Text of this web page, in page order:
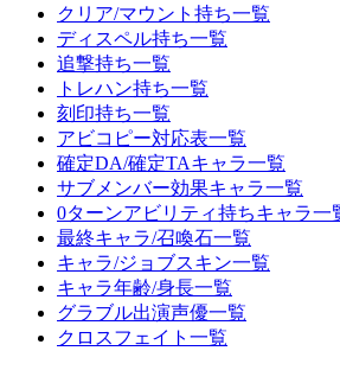
クリア/マウント持ち一覧
ディスペル持ち一覧
追撃持ち一覧
トレハン持ち一覧
刻印持ち一覧
アビコピー対応表一覧
確定DA/確定TAキャラ一覧
サブメンバー効果キャラ一覧
0ターンアビリティ持ちキャラ一
最終キャラ/召喚石一覧
キャラ/ジョブスキン一覧
キャラ年齢/身長一覧
グラブル出演声優一覧
クロスフェイト一覧